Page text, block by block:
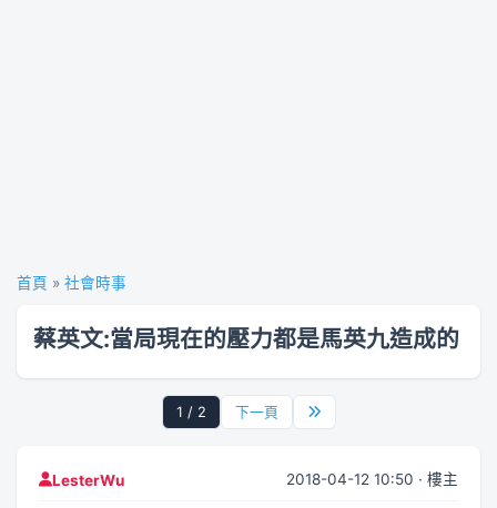
首頁 » 社會時事
蔡英文:當局現在的壓力都是馬英九造成的
1 / 2 下一頁
LesterWu 2018-04-12 10:50 · 樓主